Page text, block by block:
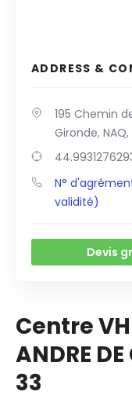
ADDRESS &
195 Chemin
Gironde, NAQ,
N°
validité)
Devis
Centre
ANDRE
33